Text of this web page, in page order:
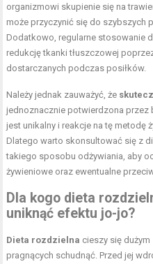
organizmowi skupienie się na
może przyczynić się do szybszych
Dodatkowo, regularne stosowanie
redukcję tkanki tłuszczowej
dostarczanych podczas posiłków.
Należy jednak zauważyć, że
jednoznacznie potwierdzona przez
jest unikalny i reakcje na tę metodę
Dlatego warto skonsultować się z
takiego sposobu odżywiania, aby
żywieniowe oraz ewentualne
Dla kogo dieta
uniknąć efektu jo-jo?
Dieta rozdzielna cieszy się
pragnących schudnąć. Przed jej